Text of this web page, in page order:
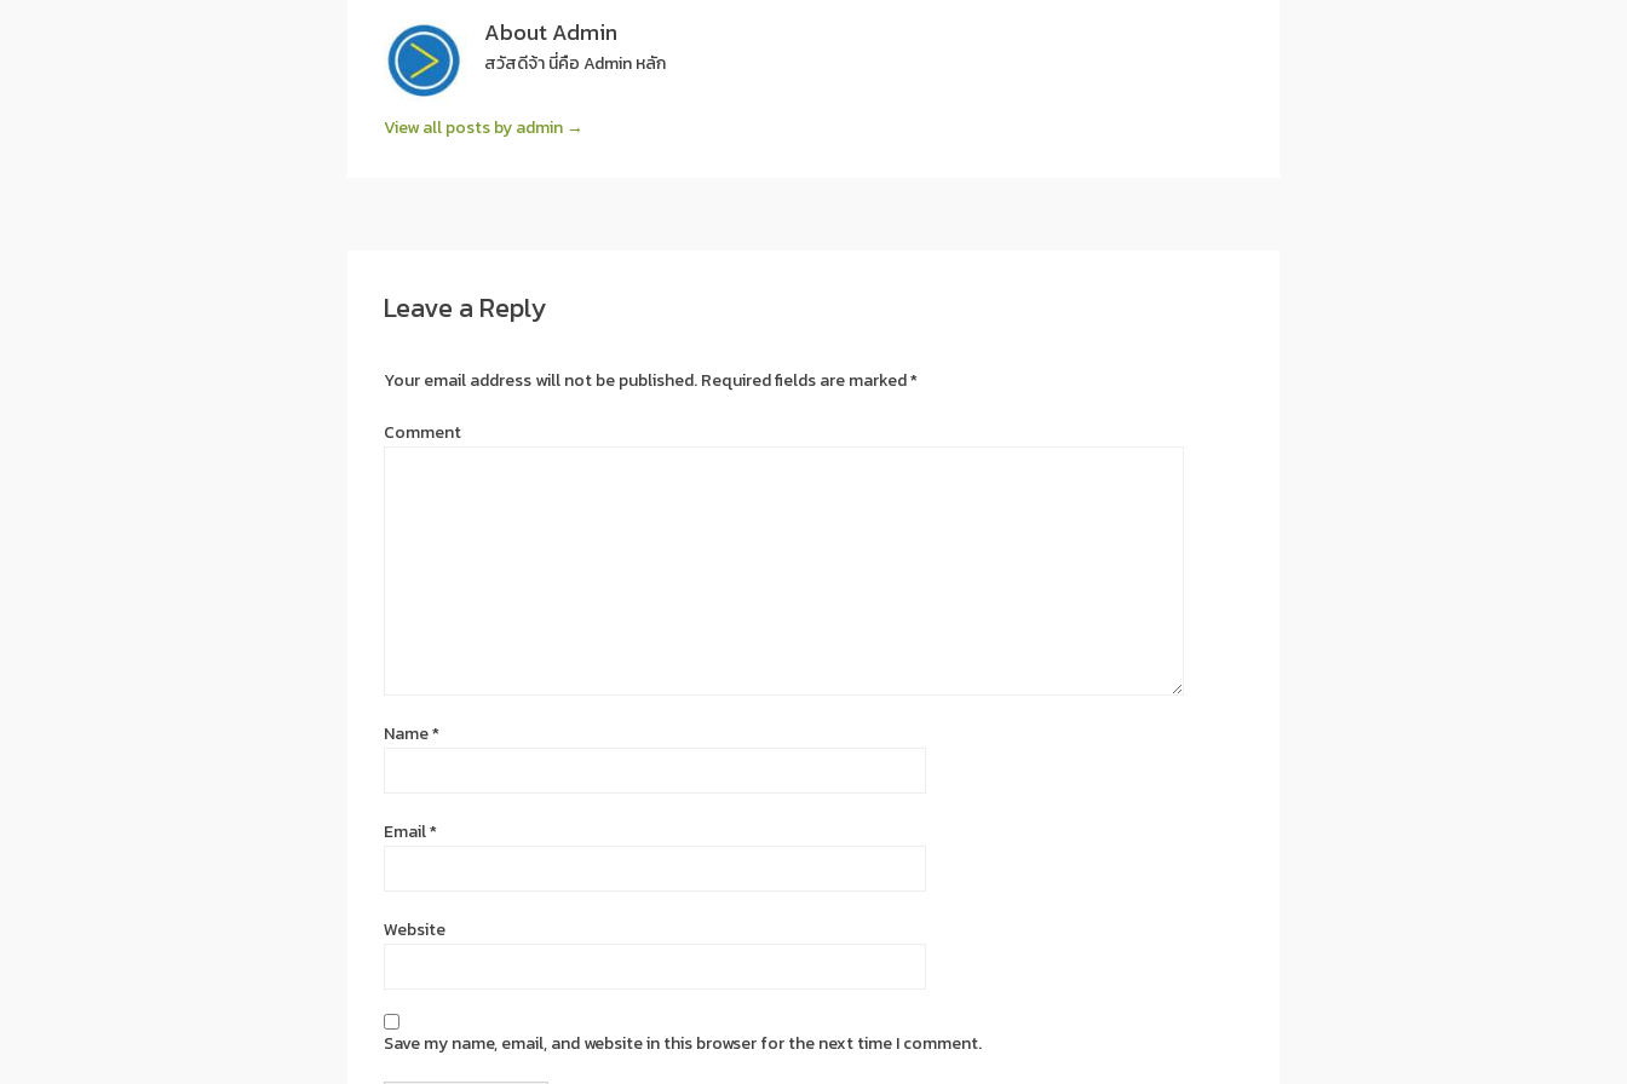
About Admin
สวัสดีจ้า นี่คือ Admin หลัก
View all posts by admin →
Leave a Reply
Your email address will not be published.Required fields are marked*
Comment
Name*
Email*
Website
Save my name, email, and website in this browser for the next time I comment.